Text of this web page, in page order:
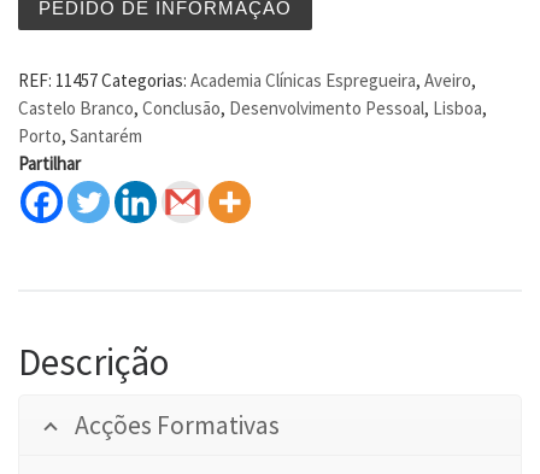
PEDIDO DE INFORMAÇÃO
REF: 11457Categorias: Academia Clínicas Espregueira, Aveiro,
Castelo Branco, Conclusão, Desenvolvimento Pessoal, Lisboa,
Porto, Santarém
Partilhar
Descrição
Acções Formativas